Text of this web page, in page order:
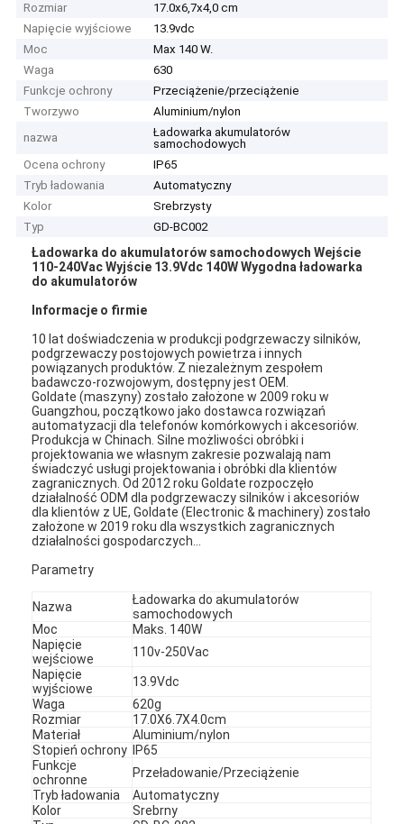
Rozmiar
17.0x6,7x4,0 cm
Napięcie wyjściowe
13.9vdc
Moc
Max 140 W.
Waga
630
Funkcje ochrony
Przeciążenie/przeciążenie
Tworzywo
Aluminium/nylon
nazwa
Ładowarka akumulatorów
samochodowych
Ocena ochrony
IP65
Tryb ładowania
Automatyczny
Kolor
Srebrzysty
Typ
GD-BC002
Ładowarka do akumulatorów samochodowych Wejście
110-240Vac Wyjście 13.9Vdc 140W Wygodna ładowarka
do akumulatorów
Informacje o firmie
10 lat doświadczenia w produkcji podgrzewaczy silników,
podgrzewaczy postojowych powietrza i innych
powiązanych produktów. Z niezależnym zespołem
badawczo-rozwojowym, dostępny jest OEM.
Goldate (maszyny) zostało założone w 2009 roku w
Guangzhou, początkowo jako dostawca rozwiązań
automatyzacji dla telefonów komórkowych i akcesoriów.
Produkcja w Chinach. Silne możliwości obróbki i
projektowania we własnym zakresie pozwalają nam
świadczyć usługi projektowania i obróbki dla klientów
zagranicznych. Od 2012 roku Goldate rozpoczęło
działalność ODM dla podgrzewaczy silników i akcesoriów
dla klientów z UE, Goldate (Electronic & machinery) zostało
założone w 2019 roku dla wszystkich zagranicznych
działalności gospodarczych...
Parametry
Nazwa
Ładowarka do akumulatorów
samochodowych
Moc
Maks. 140W
Napięcie
wejściowe
110v-250Vac
Napięcie
wyjściowe
13.9Vdc
Waga
620g
Rozmiar
17.0X6.7X4.0cm
Materiał
Aluminium/nylon
Stopień ochrony
IP65
Funkcje
ochronne
Przeładowanie/Przeciążenie
Tryb ładowania
Automatyczny
Kolor
Srebrny